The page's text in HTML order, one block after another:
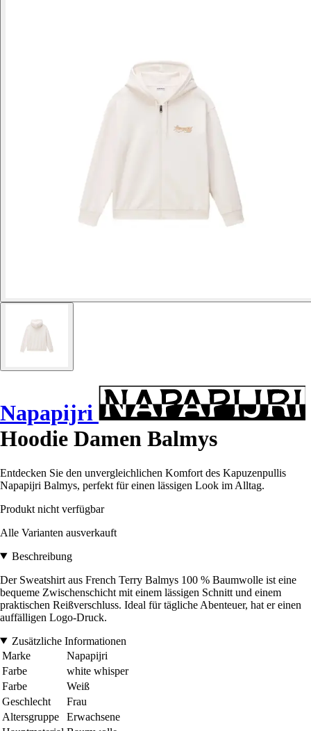
Napapijri
Hoodie Damen Balmys
Entdecken Sie den unvergleichlichen Komfort des Kapuzenpullis
Napapijri Balmys, perfekt für einen lässigen Look im Alltag.
Produkt nicht verfügbar
Alle Varianten ausverkauft
Beschreibung
Der Sweatshirt aus French Terry Balmys 100 % Baumwolle ist eine
bequeme Zwischenschicht mit einem lässigen Schnitt und einem
praktischen Reißverschluss. Ideal für tägliche Abenteuer, hat er einen
auffälligen Logo-Druck.
Zusätzliche Informationen
Marke
Napapijri
Farbe
white whisper
Farbe
Weiß
Geschlecht
Frau
Altersgruppe
Erwachsene